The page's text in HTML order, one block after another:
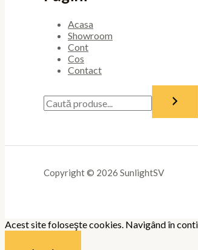
Acasa
Showroom
Cont
Cos
Contact
Copyright © 2026 SunlightSV
Acest site foloseşte cookies. Navigând în